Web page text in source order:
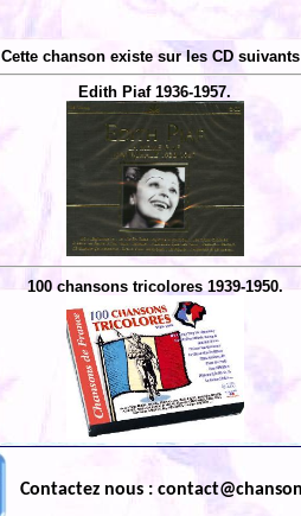
Cette chanson existe sur les CD
Edith Piaf 1936-1957.
100 chansons tricolores 1939-1950.
Contactez nous :